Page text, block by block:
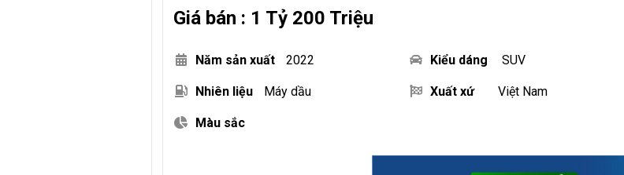
Giá bán : 1 Tỷ 200 Triệu
Năm sản xuất 2022 Kiểu dáng SUV
Nhiên liệu Máy dầu Xuất xứ Việt Nam
Màu sắc